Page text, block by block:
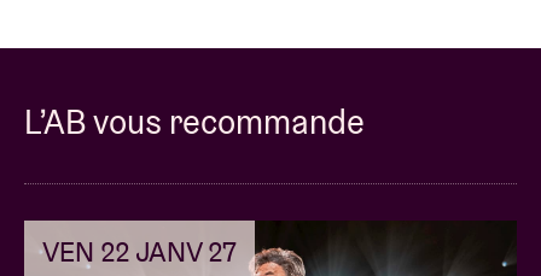
L’AB vous recommande
VEN 22 JANV 27